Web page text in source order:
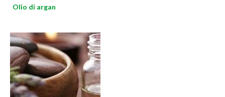
Olio di argan